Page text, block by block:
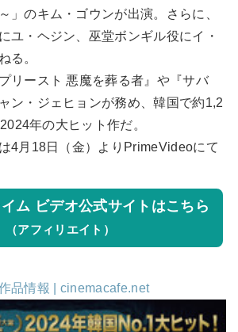
」のキム・ゴウンが出演。さらに、
ユ・ヘジン、巫堂ボンギル役にイ・
る。
リースト 悪魔を葬る者』や『サバ
ン・ジェヒョンが務め、韓国で約1,2
年の大ヒット作だ。
4月18日（金）よりPrimeVideoにて
ム ビデオ公式サイトはこちら
（アフィリエイト）
品情報 | cinemacafe.net